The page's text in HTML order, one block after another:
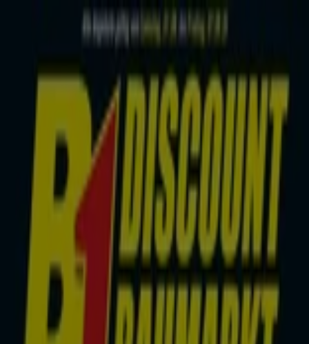
Sie sind hier:
Hannover - 10178
Schnäppchen Supermärkte Möbelhäuser
Elektromärkte
Drogerien und
Baumärkte und
Gartencenter
Biomärkte Discounter Sportgeschäfte
und BabyAuto, Motorrad und
Kaufhäuser Reisen und Freizeit Optiker und
Bücher und Schreibwaren
und Versicherungen
Hellweg in Hannover - Prospekt,
Angebote und Gutscheine